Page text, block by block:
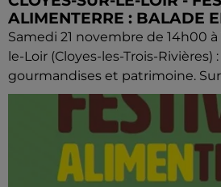
ALIMENTERRE : BALADE
Samedi 21 novembre de 14h00
le-Loir (Cloyes-les-Trois-Rivières)
gourmandises et patrimoine.